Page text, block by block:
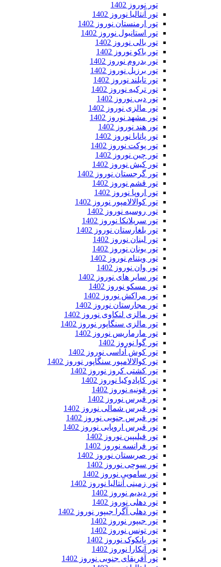
تور نوروز 1402
تور آنتالیا نوروز 1402
تور ارمنستان نوروز 1402
تور استانبول نوروز 1402
تور بالی نوروز 1402
تور باکو نوروز 1402
تور بدروم نوروز 1402
تور برزیل نوروز 1402
تور تایلند نوروز 1402
تور ترکیه نوروز 1402
تور دبی نوروز 1402
تور مالزی نوروز 1402
تور مشهد نوروز 1402
تور هند نوروز 1402
تور پاتایا نوروز 1402
تور پوکت نوروز 1402
تور چین نوروز 1402
تور کیش نوروز 1402
تور گرجستان نوروز 1402
تور قشم نوروز 1402
تور اروپا نوروز 1402
تور کوالالامپور نوروز 1402
تور روسیه نوروز 1402
تور سریلانکا نوروز 1402
تور بلغارستان نوروز 1402
تور لبنان نوروز 1402
تور یونان نوروز 1402
تور ویتنام نوروز 1402
تور وان نوروز 1402
تور سایر های نوروز 1402
تور مسکو نوروز 1402
تور مراکش نوروز 1402
تور مجارستان نوروز 1402
تور مالزی لنکاوی نوروز 1402
تور مالزی سنگاپور نوروز 1402
تور مارماریس نوروز 1402
تور گوا نوروز 1402
تور کوش آداسی نوروز 1402
تور کوالالامپور سنگاپور نوروز 1402
تور کشتی کروز نوروز 1402
تور کاپادوکیا نوروز 1402
تور قونیه نوروز 1402
تور قبرس نوروز 1402
تور قبرس شمالی نوروز 1402
تور قبرس جنوبی نوروز 1402
تور قبرس اروپایی نوروز 1402
تور فیلیپین نوروز 1402
تور فرانسه نوروز 1402
تور صربستان نوروز 1402
تور سوچی نوروز 1402
تور سامویی نوروز 1402
تور زمینی آنتالیا نوروز 1402
تور دیدیم نوروز 1402
تور دهلی نوروز 1402
تور دهلی آگرا جیپور نوروز 1402
تور جیپور نوروز 1402
تور تونس نوروز 1402
تور بانکوک نوروز 1402
تور آنکارا نوروز 1402
تور آفریقای جنوبی نوروز 1402